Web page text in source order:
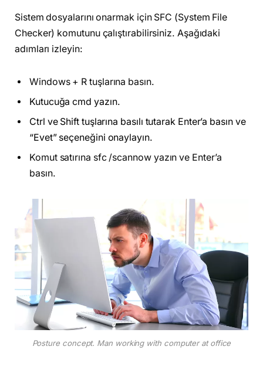
Sistem dosyalarını onarmak için SFC (System File
Checker) komutunu çalıştırabilirsiniz. Aşağıdaki
adımları izleyin:
Windows + R tuşlarına basın.
Kutucuğa cmd yazın.
Ctrl ve Shift tuşlarına basılı tutarak Enter’a basın ve
“Evet” seçeneğini onaylayın.
Komut satırına sfc /scannow yazın ve Enter’a
basın.
Posture concept. Man working with computer at office